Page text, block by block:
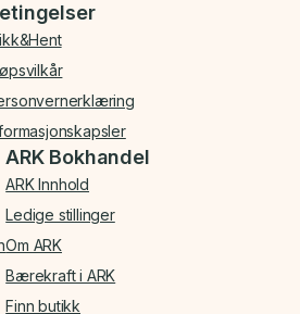
ARK Bokhandel
ARK Innhold
Ledige stillinger
Om ARK
Bærekraft i ARK
Finn butikk